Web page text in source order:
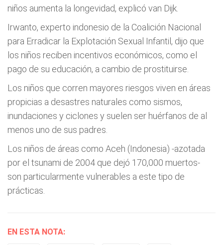
niños aumenta la longevidad, explicó van Dijk.
Irwanto, experto indonesio de la Coalición Nacional
para Erradicar la Explotación Sexual Infantil, dijo que
los niños reciben incentivos económicos, como el
pago de su educación, a cambio de prostituirse.
Los niños que corren mayores riesgos viven en áreas
propicias a desastres naturales como sismos,
inundaciones y ciclones y suelen ser huérfanos de al
menos uno de sus padres.
Los niños de áreas como Aceh (Indonesia) -azotada
por el tsunami de 2004 que dejó 170,000 muertos-
son particularmente vulnerables a este tipo de
prácticas.
EN ESTA NOTA: